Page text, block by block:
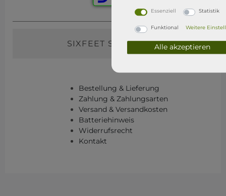
SIXFEET SURFSHOP
Bestellung & Lieferung
Zahlung & Zahlungsarten
Versand & Versandkosten
Batteriehinweis
Widerrufsrecht
Kontakt
Essenziell Statistik
Funktional Weitere
Alle akzeptieren